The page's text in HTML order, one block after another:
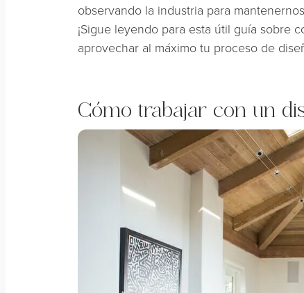
observando la industria para
¡Sigue leyendo para esta útil guía sobre
aprovechar al máximo tu proceso de
Cómo trabajar con un